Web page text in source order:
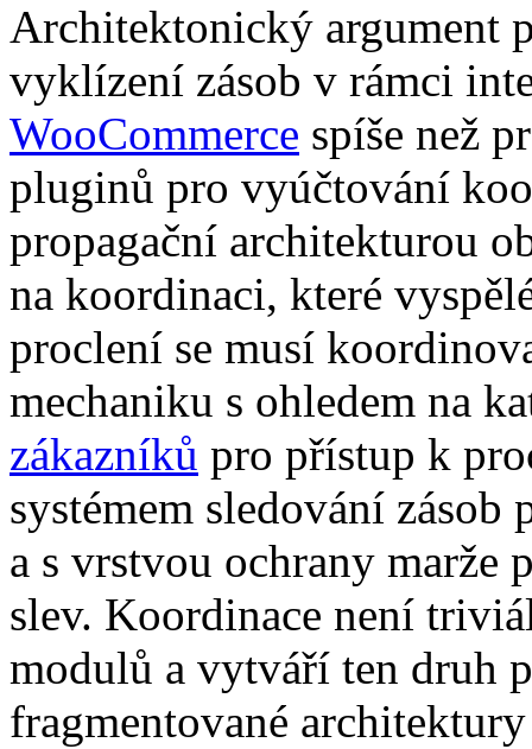
Architektonický argument
vyklízení zásob v rámci
WooCommerce spíše než
pluginů pro vyúčtování
propagační architekturou
na koordinaci, které
proclení se musí
mechaniku s ohledem na
zákazníků pro přístup k
systémem sledování zásob
a s vrstvou ochrany
slev. Koordinace není
modulů a vytváří ten druh
fragmentované